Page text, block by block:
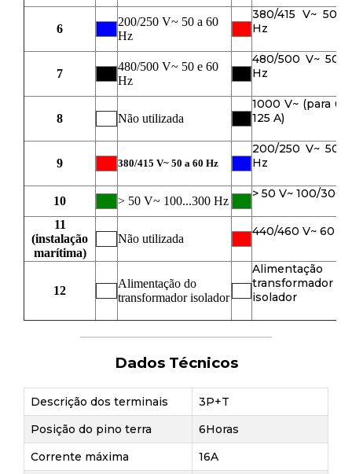
6
200/250 V~ 50 a 60
Hz
380/415 V~ 50
Hz
7
480/500 V~ 50 e 60
Hz
480/500 V~ 50
Hz
8 Não utilizada
1000 V~ (para 63
125 A)
9 380/415 V~ 50 a 60 Hz
200/250 V~ 50
Hz
10 > 50 V~ 100...300 Hz
> 50 V~ 100/300
11
(instalação
marítima)
Não utilizada
440/460 V~ 60
12
Alimentação do
transformador isolador
Alimentação
transformador
isolador
Dados Técnicos
Descrição dos terminais
3P+T
Posição do pino terra
6Horas
Corrente máxima
16A